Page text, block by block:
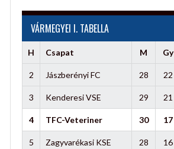
VÁRMEGYEI I. TABELLA
H Csapat M Gy
2 Jászberényi FC 28 22
3 Kenderesi VSE 29 21
4 TFC-Veteriner 30 17
5 Zagyvarékasi KSE 28 16